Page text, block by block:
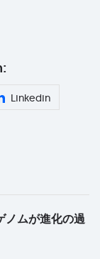
Linkedin
ノムが進化の過